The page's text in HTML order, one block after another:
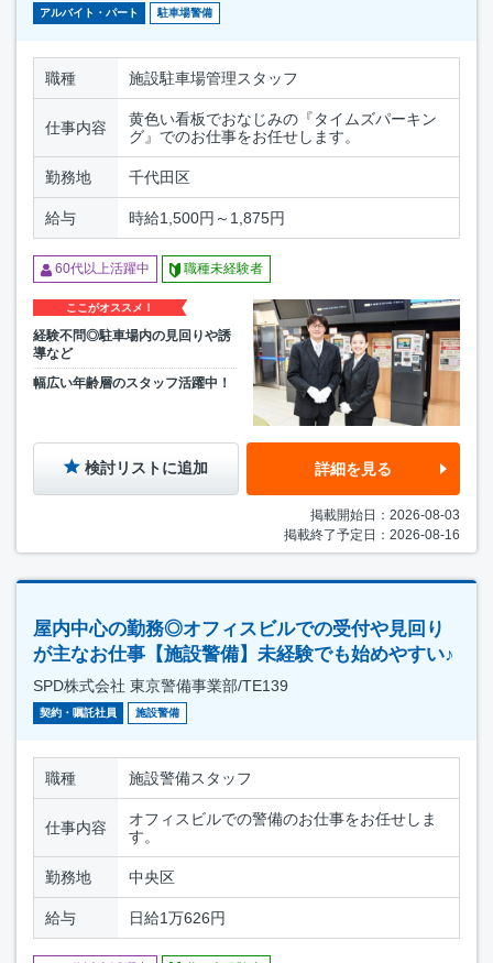
アルバイト・パート 駐車場警備
職種 施設駐車場管理スタッフ
仕事内容
黄色い看板でおなじみの『タイムズパーキン
グ』でのお仕事をお任せします。
勤務地 千代田区
給与 時給1,500円～1,875円
60代以上活躍中 職種未経験者
ここがオススメ！
経験不問◎駐車場内の見回りや誘
導など
幅広い年齢層のスタッフ活躍中！
検討リストに追加 詳細を見る
掲載開始日：2026-08-03
掲載終了予定日：2026-08-16
屋内中心の勤務◎オフィスビルでの受付や見回り
が主なお仕事【施設警備】未経験でも始めやすい♪
SPD株式会社 東京警備事業部/TE139
契約・嘱託社員 施設警備
職種 施設警備スタッフ
仕事内容
オフィスビルでの警備のお仕事をお任せしま
す。
勤務地 中央区
給与 日給1万626円